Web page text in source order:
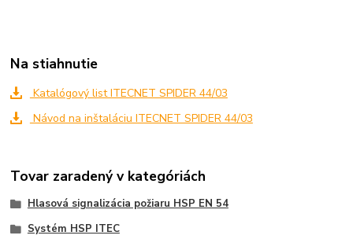
Na stiahnutie
Katalógový list ITECNET SPIDER 44/03
Návod na inštaláciu ITECNET SPIDER 44/03
Tovar zaradený v kategóriách
Hlasová signalizácia požiaru HSP EN 54
Systém HSP ITEC